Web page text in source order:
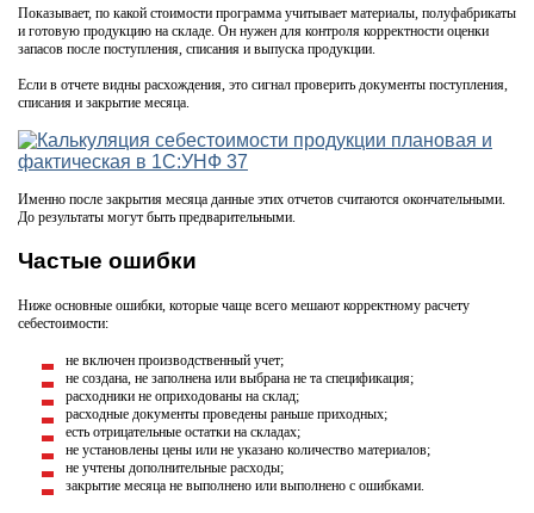
Показывает, по какой стоимости программа учитывает материалы, полуфабрикаты
и готовую продукцию на складе. Он нужен для контроля корректности оценки
запасов после поступления, списания и выпуска продукции.
Если в отчете видны расхождения, это сигнал проверить документы поступления,
списания и закрытие месяца.
Именно после закрытия месяца данные этих отчетов считаются окончательными.
До результаты могут быть предварительными.
Частые ошибки
Ниже основные ошибки, которые чаще всего мешают корректному расчету
себестоимости:
не включен производственный учет;
не создана, не заполнена или выбрана не та спецификация;
расходники не оприходованы на склад;
расходные документы проведены раньше приходных;
есть отрицательные остатки на складах;
не установлены цены или не указано количество материалов;
не учтены дополнительные расходы;
закрытие месяца не выполнено или выполнено с ошибками.